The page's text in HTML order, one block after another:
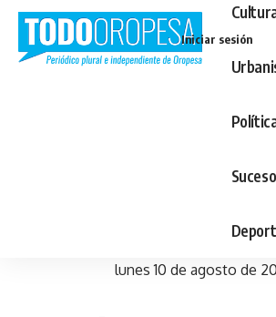
Iniciar sesión
lunes 10 de agosto de